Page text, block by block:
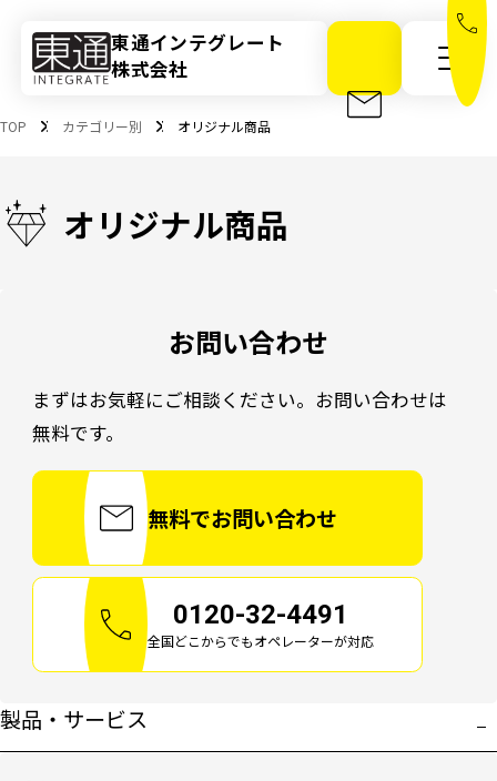
東通インテグレート
株式会社
メニ
TOP カテゴリー別 オリジナル商品
オリジナル商品
お問い合わせ
まずはお気軽にご相談ください。お問い合わせは
無料です。
無料でお問い合わせ
0120-32-4491
全国どこからでもオペレーターが対応
製品・サービス